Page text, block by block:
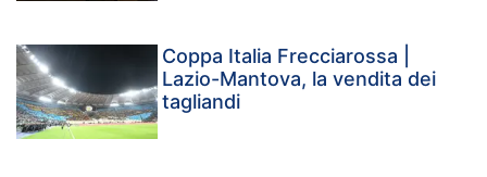
Coppa Italia Frecciarossa |
Lazio-Mantova, la vendita dei
tagliandi